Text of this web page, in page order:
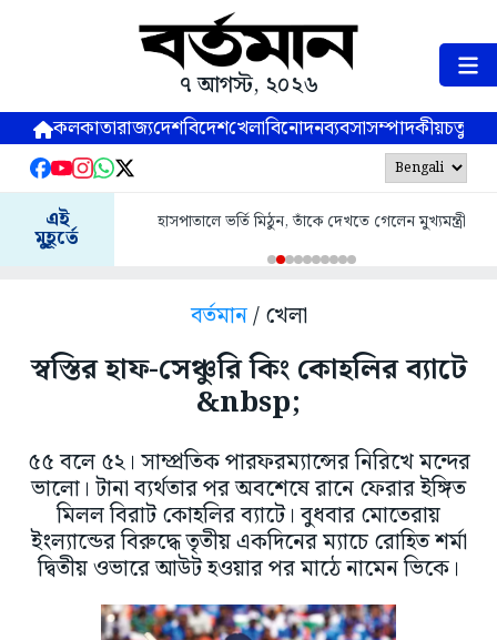
৭ আগস্ট, ২০২৬
কলকাতারাজ্যদেশবিদেশখেলাবিনোদনব্যবসাসম্পাদকীয়
এই
মুহূর্তে
হাসপাতালে ভর্তি মিঠুন, তাঁকে দেখতে গেলেন মুখ্যমন্ত্রী
বর্তমান/ খেলা
স্বস্তির হাফ-সেঞ্চুরি কিং কোহলির ব্যাটে
&nbsp;
৫৫ বলে ৫২। সাম্প্রতিক পারফরম্যান্সের নিরিখে মন্দের
ভালো। টানা ব্যর্থতার পর অবশেষে রানে ফেরার ইঙ্গিত
মিলল বিরাট কোহলির ব্যাটে। বুধবার মোতেরায়
ইংল্যান্ডের বিরুদ্ধে তৃতীয় একদিনের ম্যাচে রোহিত শর্মা
দ্বিতীয় ওভারে আউট হওয়ার পর মাঠে নামেন ভিকে।